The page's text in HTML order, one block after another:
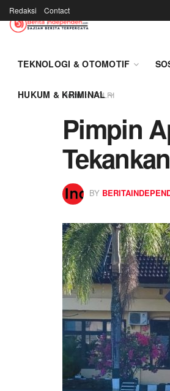
Redaksi Contact
TEKNOLOGI & OTOMOTIF
HUKUM & KRIMINAL
Home POLRI
Pimpin
BY